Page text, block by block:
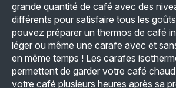
grande quantité de café avec des
différents pour satisfaire tous les
pouvez préparer un thermos de café
léger ou même une carafe avec et
en même temps ! Les carafes
permettent de garder votre café
votre café plusieurs heures après sa